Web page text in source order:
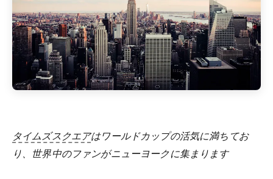
タイムズスクエアはワールドカップの活気に満ちてお
り、世界中のファンがニューヨークに集まります